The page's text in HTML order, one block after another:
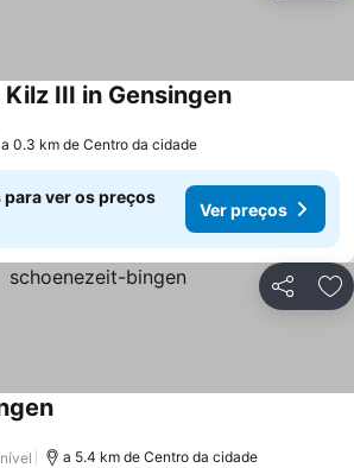
III in Gensingen
a 0.3 km de Centro da cidade
para ver os preços
Ver preços
Partilhar
a 5.4 km de Centro da cidade